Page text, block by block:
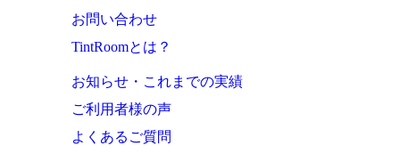
お問い合わせ
TintRoomとは？
お知らせ・これまでの実績
ご利用者様の声
よくあるご質問